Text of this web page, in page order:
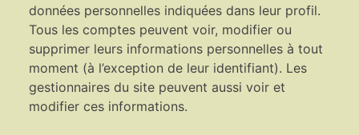
données personnelles indiquées dans leur profil.
Tous les comptes peuvent voir, modifier ou
supprimer leurs informations personnelles à tout
moment (à l’exception de leur identifiant). Les
gestionnaires du site peuvent aussi voir et
modifier ces informations.